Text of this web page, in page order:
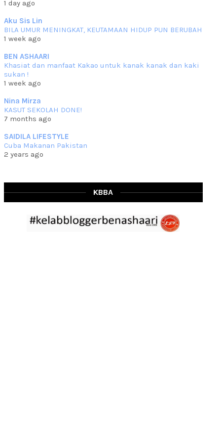
che mat ucapkan
Jun 30 2023
RESIPI KURMA AYAM MERAH
Assalammualaikum, salam semua. Hari ni 4 Zulhijjah 1444 Hijrah,
Jun 23 2023
RESIPI SAMBAL PARU
Assalammualaikum, salam sejahtera semua. Lama betul che mat tak
Jun 20 2023
RESIPI PISANG MUDA MASAK LEMAK
lemak ni che mat... read more
Mar 07 2023
RESIPI BAMIA KAMBING
Assalammualaikum, salam Ahad semua. Dah beberapa hari cuaca
asyik hujan saja di... read more
1 day ago
Aku Sis Lin
BILA UMUR MENINGKAT, KEUTAMAAN HIDUP PUN BERUBAH
1 week ago
BEN ASHAARI
Khasiat dan manfaat Kakao untuk kanak kanak dan kaki
sukan !
1 week ago
Nina Mirza
KASUT SEKOLAH DONE!
7 months ago
SAIDILA LIFESTYLE
Cuba Makanan Pakistan
2 years ago
KBBA